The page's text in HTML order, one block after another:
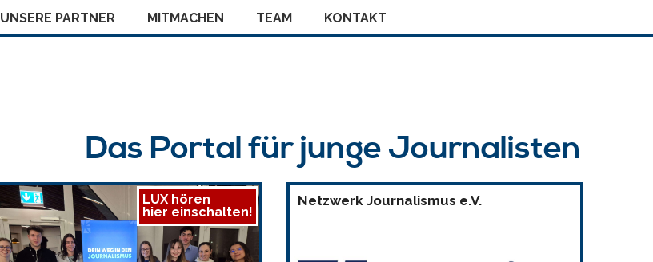
UNSERE PARTNER MITMACHEN TEAM KONTAKT
Das Portal für junge Journalisten
LUX hören
hier einschalten!
Netzwerk Journalismus e.V.